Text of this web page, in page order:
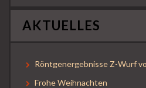
AKTUELLES
Röntgenergebnisse Z-Wurf
Frohe Weihnachten